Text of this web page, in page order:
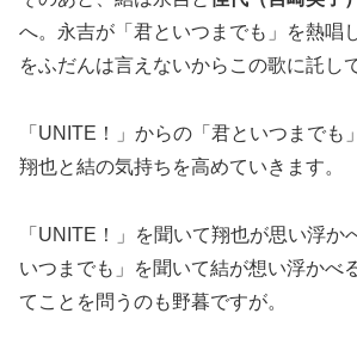
へ。永吉が「君といつまでも」を熱唱
をふだんは言えないからこの歌に託し
「UNITE！」からの「君といつまで
翔也と結の気持ちを高めていきます。
「UNITE！」を聞いて翔也が思い浮か
いつまでも」を聞いて結が想い浮か
てことを問うのも野暮ですが。